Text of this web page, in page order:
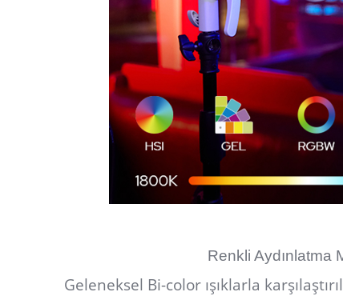
Renkli Aydınlatma
Geleneksel Bi-color ışıklarla